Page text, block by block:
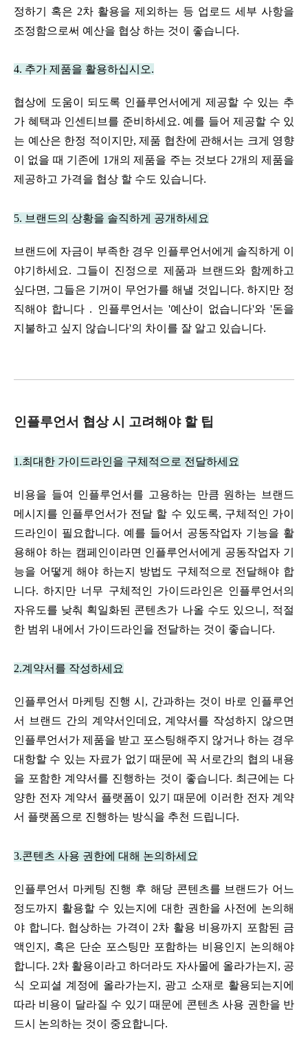
정하기 혹은 2차 활용을 제외하는 등 업로드 세부 사항을
조정함으로써 예산을 협상 하는 것이 좋습니다.
4. 추가 제품을 활용하십시오.
협상에 도움이 되도록 인플루언서에게 제공할 수 있는 추
가 혜택과 인센티브를 준비하세요. 예를 들어 제공할 수 있
는 예산은 한정 적이지만, 제품 협찬에 관해서는 크게 영향
이 없을 때 기존에 1개의 제품을 주는 것보다 2개의 제품을
제공하고 가격을 협상 할 수도 있습니다.
5. 브랜드의 상황을 솔직하게 공개하세요
브랜드에 자금이 부족한 경우 인플루언서에게 솔직하게 이
야기하세요. 그들이 진정으로 제품과 브랜드와 함께하고
싶다면, 그들은 기꺼이 무언가를 해낼 것입니다. 하지만 정
직해야 합니다 . 인플루언서는 '예산이 없습니다'와 '돈을
지불하고 싶지 않습니다'의 차이를 잘 알고 있습니다.
인플루언서 협상 시 고려해야 할 팁
1.최대한 가이드라인을 구체적으로 전달하세요
비용을 들여 인플루언서를 고용하는 만큼 원하는 브랜드
메시지를 인플루언서가 전달 할 수 있도록, 구체적인 가이
드라인이 필요합니다. 예를 들어서 공동작업자 기능을 활
용해야 하는 캠페인이라면 인플루언서에게 공동작업자 기
능을 어떻게 해야 하는지 방법도 구체적으로 전달해야 합
니다. 하지만 너무 구체적인 가이드라인은 인플루언서의
자유도를 낮춰 획일화된 콘텐츠가 나올 수도 있으니, 적절
한 범위 내에서 가이드라인을 전달하는 것이 좋습니다.
2.계약서를 작성하세요
인플루언서 마케팅 진행 시, 간과하는 것이 바로 인플루언
서 브랜드 간의 계약서인데요, 계약서를 작성하지 않으면
인플루언서가 제품을 받고 포스팅해주지 않거나 하는 경우
대항할 수 있는 자료가 없기 때문에 꼭 서로간의 협의 내용
을 포함한 계약서를 진행하는 것이 좋습니다. 최근에는 다
양한 전자 계약서 플랫폼이 있기 때문에 이러한 전자 계약
서 플랫폼으로 진행하는 방식을 추천 드립니다.
3.콘텐츠 사용 권한에 대해 논의하세요
인플루언서 마케팅 진행 후 해당 콘텐츠를 브랜드가 어느
정도까지 활용할 수 있는지에 대한 권한을 사전에 논의해
야 합니다. 협상하는 가격이 2차 활용 비용까지 포함된 금
액인지, 혹은 단순 포스팅만 포함하는 비용인지 논의해야
합니다. 2차 활용이라고 하더라도 자사몰에 올라가는지, 공
식 오피셜 계정에 올라가는지, 광고 소재로 활용되는지에
따라 비용이 달라질 수 있기 때문에 콘텐츠 사용 권한을 반
드시 논의하는 것이 중요합니다.